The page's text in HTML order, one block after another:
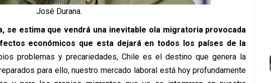
José Durana.
se estima que vendrá una inevitable ola migratoria provocada
económicos que esta dejará en todos los países de la
problemas y precariedades, Chile es el destino que genera la
para ello, nuestro mercado laboral está hoy profundamente